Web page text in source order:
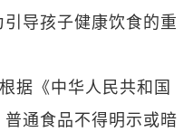
导孩子健康饮食的重
据《中华人民共和国
通食品不得明示或暗